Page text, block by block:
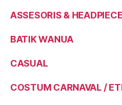
ASSESORIS & HEADPIECE
BATIK WANUA
CASUAL
COSTUM CARNAVAL /